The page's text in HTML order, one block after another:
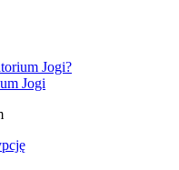
Jogi?
Jogi